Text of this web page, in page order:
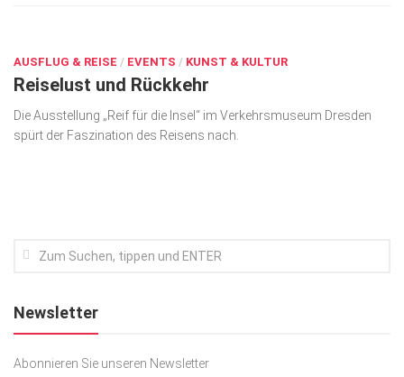
Geschäft
gesund & schön
Gesellschaft
Podcast
SACHSEN IN PARIS
AUSFLUG & REISE / EVENTS / KUNST & KULTUR
Reiselust und Rückkehr
Die Ausstellung „Reif für die Insel“ im Verkehrsmuseum Dresden
spürt der Faszination des Reisens nach.
Newsletter
Abonnieren Sie unseren Newsletter